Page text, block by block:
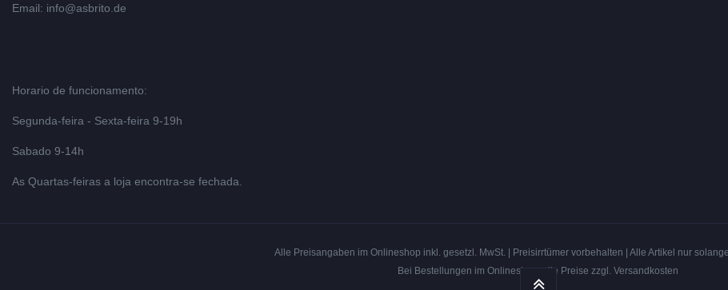
Email: info@asbrito.de
Horario de funcionamento:
Segunda-feira - Sexta-feira 9-19h
Sabado 9-14h
As Quartas-feiras a loja encontra-se fechada.
Alle Preisangaben im Onlineshop inkl. gesetzl. MwSt. | Preisirrtümer vorbehalten | Alle Artikel nur
Bei Bestellungen im Onlineshop: alle Preise zzgl. Versandkosten